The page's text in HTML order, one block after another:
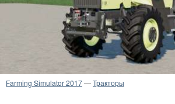
Farming Simulator 2017—Тракторы